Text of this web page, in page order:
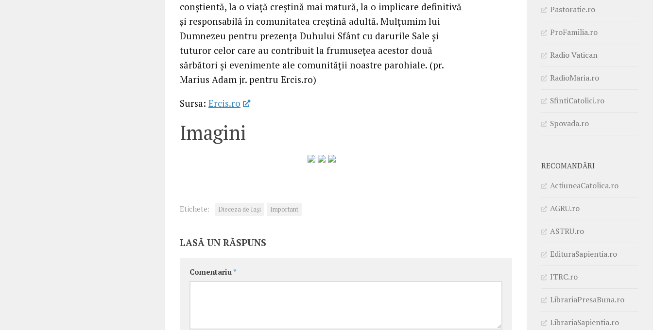
conştientă, la o viaţă creştină mai matură, la o implicare definitivă
şi responsabilă în comunitatea creştină adultă. Mulţumim lui
Dumnezeu pentru prezenţa Duhului Sfânt cu darurile Sale şi
tuturor celor care au contribuit la frumuseţea acestor două
sărbători şi evenimente ale comunităţii noastre parohiale. (pr.
Marius Adam jr. pentru Ercis.ro)
Sursa: Ercis.ro
Imagini
Etichete: Dieceza de Iași Important
LASĂ UN RĂSPUNS
Comentariu *
Pastoratie.ro
ProFamilia.ro
Radio Vatican
RadioMaria.ro
SfintiCatolici.ro
Spovada.ro
RECOMANDĂRI
ActiuneaCatolica.ro
AGRU.ro
ASTRU.ro
EdituraSapientia.ro
ITRC.ro
LibrariaPresaBuna.ro
LibrariaSapientia.ro